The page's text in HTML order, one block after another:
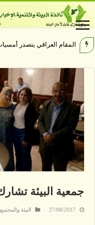
المقام العراقي يتصدر
جمعية البيئة
27/08/2017 البيئة والمجتمع